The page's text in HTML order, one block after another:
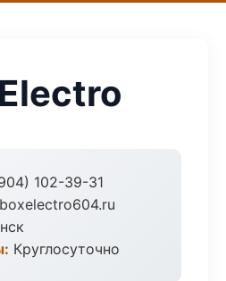
102-39-31
Круглосуточно